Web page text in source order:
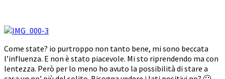
Come state? io purtroppo non tanto bene, mi sono beccata
l’influenza. E non è stato piacevole. Mi sto riprendendo ma con
lentezza. Però per lo meno ho avuto la possibilità di stare a